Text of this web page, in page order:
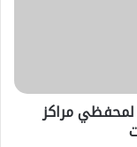
لمحفظي مراكز